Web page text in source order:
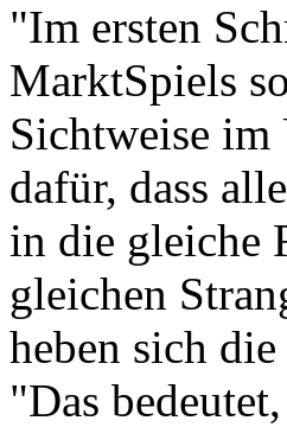
"Im ersten
MarktSpiels
Sichtweise im
dafür, dass
in die gleiche
gleichen
heben sich
"Das